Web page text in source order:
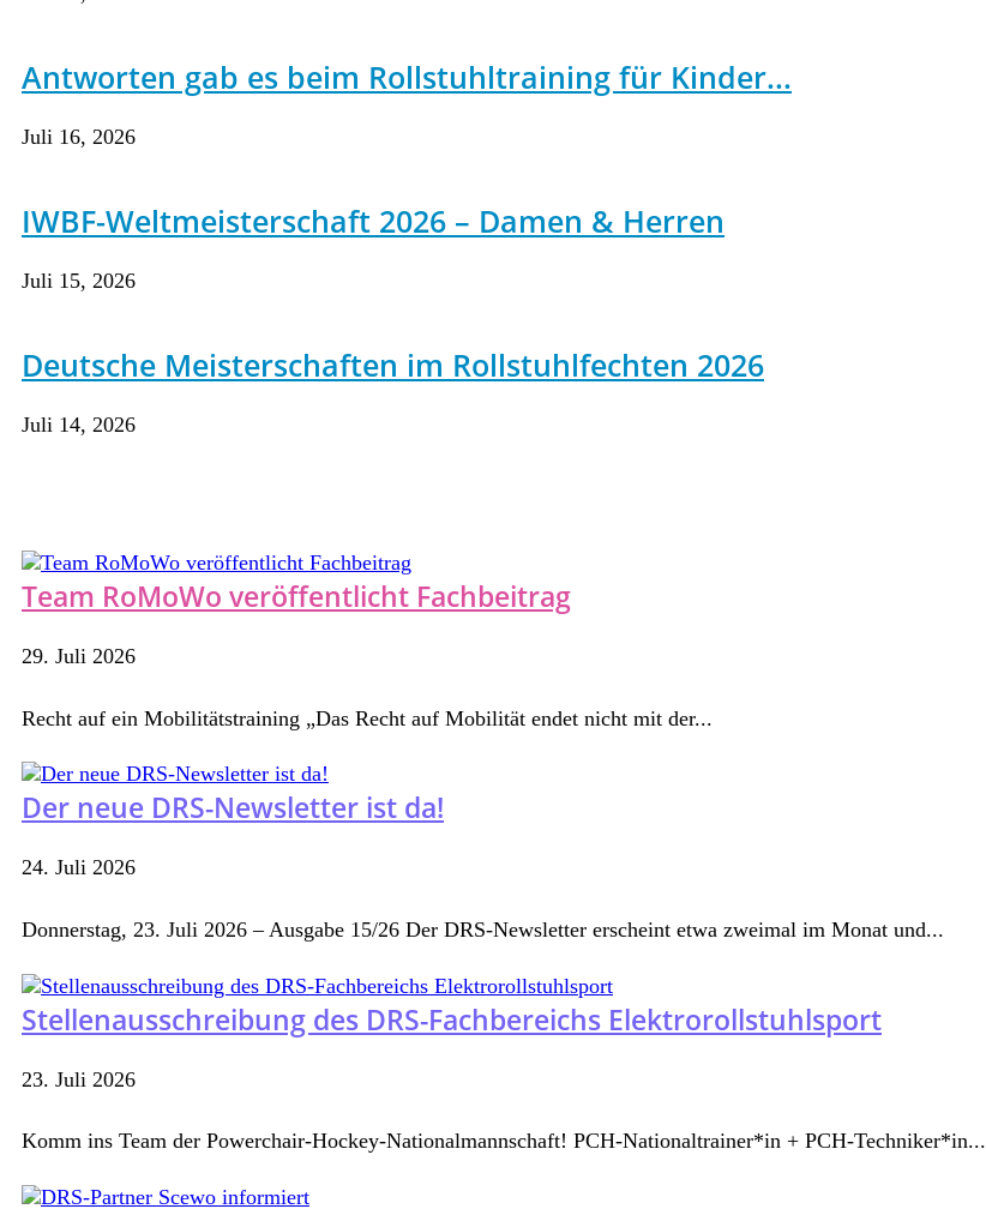
Antworten gab es beim Rollstuhltraining für Kinder...
Juli 16, 2026
IWBF-Weltmeisterschaft 2026 – Damen & Herren
Juli 15, 2026
Deutsche Meisterschaften im Rollstuhlfechten 2026
Juli 14, 2026
Team RoMoWo veröffentlicht Fachbeitrag
29. Juli 2026
Recht auf ein Mobilitätstraining „Das Recht auf Mobilität endet nicht mit der...
Der neue DRS-Newsletter ist da!
24. Juli 2026
Donnerstag, 23. Juli 2026 – Ausgabe 15/26 Der DRS-Newsletter erscheint etwa zweimal im Monat und...
Stellenausschreibung des DRS-Fachbereichs Elektrorollstuhlsport
23. Juli 2026
Komm ins Team der Powerchair-Hockey-Nationalmannschaft! PCH-Nationaltrainer*in + PCH-Techniker*in...